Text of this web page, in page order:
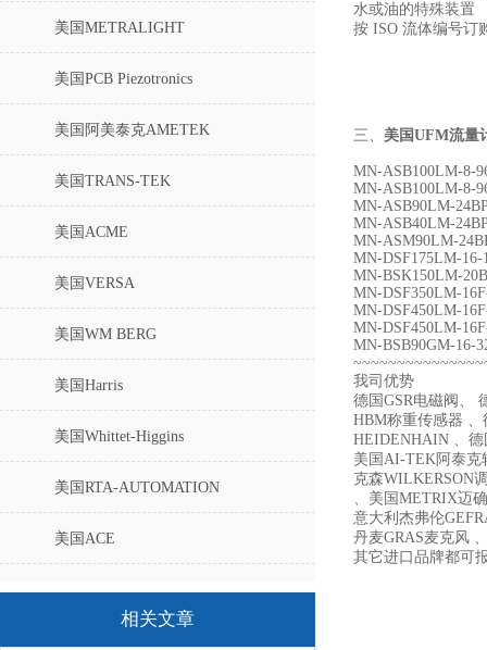
美国METRALIGHT
美国PCB Piezotronics
美国阿美泰克AMETEK
美国TRANS-TEK
美国ACME
美国VERSA
美国WM BERG
美国Harris
美国Whittet-Higgins
美国RTA-AUTOMATION
美国ACE
美国UNIMEASURE
相关文章
水或油的特殊装置
按 ISO 流体编号订
三、 美国UFM流量
MN-ASB100LM-8-
MN-ASB100LM-8-
MN-ASB90LM-
MN-ASB40LM-
MN-ASM90LM-
MN-DSF175LM-16-
MN-BSK150LM-
MN-DSF350LM-
MN-DSF450LM-
MN-DSF450LM-
MN-BSB90GM-16-
我司优势
德国GSR电磁阀、
HBM称重传感器
HEIDENHAIN 、德
美国AI-TEK阿泰克
克森WILKERSON
、美国METRIX迈确
意大利杰弗伦
丹麦GRAS麦克风
其它进口品牌都可